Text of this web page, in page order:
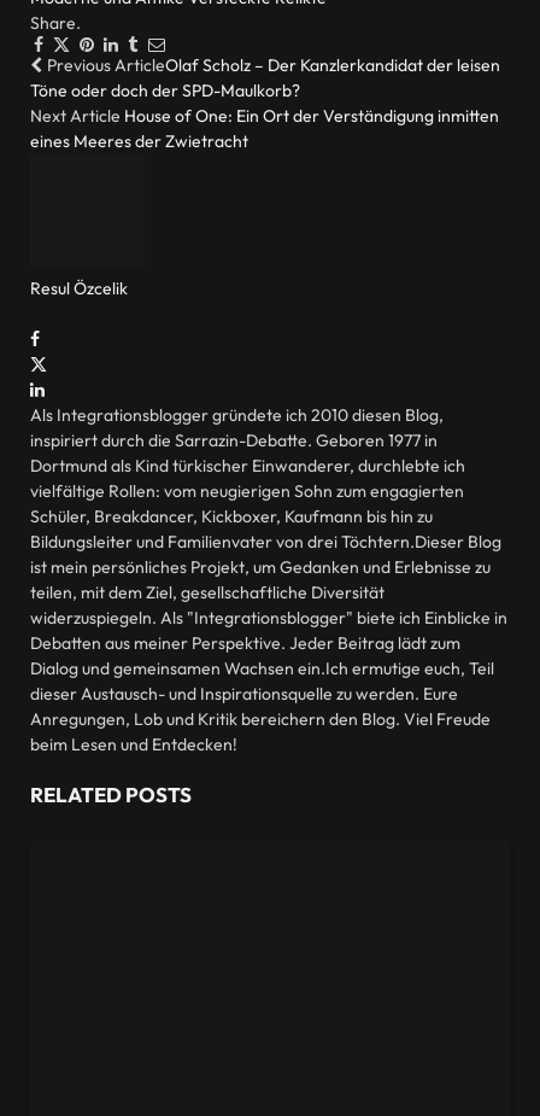
Share.
Facebook
TwitterPinterestLinkedIn
Tumblr
Email
Previous ArticleOlaf Scholz – Der Kanzlerkandidat der leisen
Töne oder doch der SPD-Maulkorb?
Next Article House of One: Ein Ort der Verständigung inmitten
eines Meeres der Zwietracht
Resul Özcelik
Website
Facebook
LinkedIn
Als Integrationsblogger gründete ich 2010 diesen Blog,
inspiriert durch die Sarrazin-Debatte. Geboren 1977 in
Dortmund als Kind türkischer Einwanderer, durchlebte ich
vielfältige Rollen: vom neugierigen Sohn zum engagierten
Schüler, Breakdancer, Kickboxer, Kaufmann bis hin zu
Bildungsleiter und Familienvater von drei Töchtern.Dieser Blog
ist mein persönliches Projekt, um Gedanken und Erlebnisse zu
teilen, mit dem Ziel, gesellschaftliche Diversität
widerzuspiegeln. Als "Integrationsblogger" biete ich Einblicke in
Debatten aus meiner Perspektive. Jeder Beitrag lädt zum
Dialog und gemeinsamen Wachsen ein.Ich ermutige euch, Teil
dieser Austausch- und Inspirationsquelle zu werden. Eure
Anregungen, Lob und Kritik bereichern den Blog. Viel Freude
beim Lesen und Entdecken!
RELATEDPOSTS